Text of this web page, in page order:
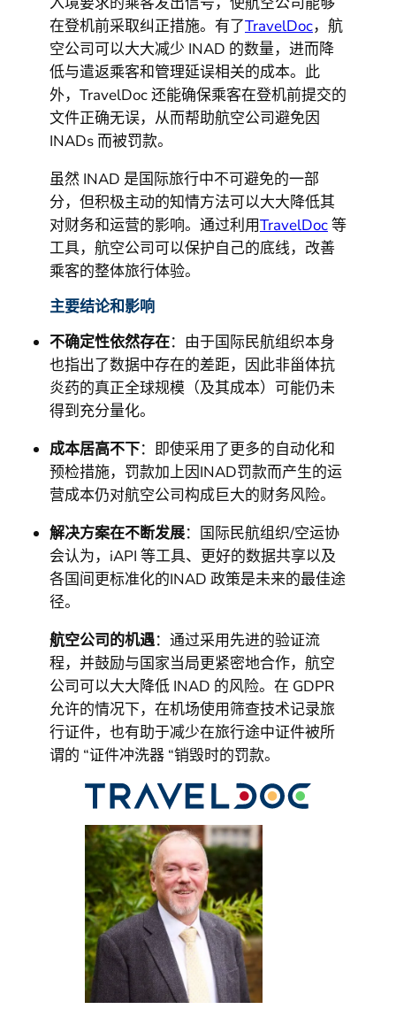
在登机前采取纠正措施。有了TravelDoc，航
空公司可以大大减少 INAD 的数量，进而降
低与遣返乘客和管理延误相关的成本。此
外，TravelDoc 还能确保乘客在登机前提交的
文件正确无误，从而帮助航空公司避免因
INADs 而被罚款。
虽然 INAD 是国际旅行中不可避免的一部
分，但积极主动的知情方法可以大大降低其
对财务和运营的影响。通过利用TravelDoc等
工具，航空公司可以保护自己的底线，改善
乘客的整体旅行体验。
主要结论和影响
不确定性依然存在：由于国际民航组织本身
也指出了数据中存在的差距，因此非甾体抗
炎药的真正全球规模（及其成本）可能仍未
得到充分量化。
成本居高不下：即使采用了更多的自动化和
预检措施，罚款加上因INAD罚款而产生的运
营成本仍对航空公司构成巨大的财务风险。
解决方案在不断发展：国际民航组织/空运协
会认为，iAPI 等工具、更好的数据共享以及
各国间更标准化的INAD 政策是未来的最佳途
径。
航空公司的机遇：通过采用先进的验证流
程，并鼓励与国家当局更紧密地合作，航空
公司可以大大降低 INAD 的风险。在 GDPR
允许的情况下，在机场使用筛查技术记录旅
行证件，也有助于减少在旅行途中证件被所
谓的 “证件冲洗器 “销毁时的罚款。